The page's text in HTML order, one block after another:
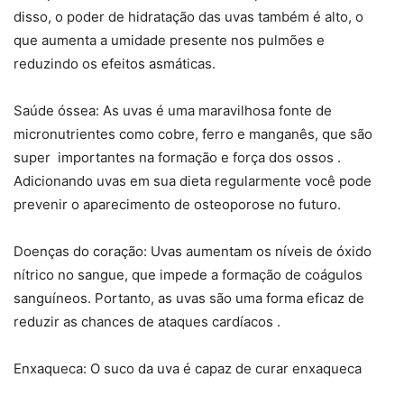
disso, o poder de hidratação das uvas também é alto, o
que aumenta a umidade presente nos pulmões e
reduzindo os efeitos asmáticas.
Saúde óssea: As uvas é uma maravilhosa fonte de
micronutrientes como cobre, ferro e manganês, que são
super importantes na formação e força dos ossos .
Adicionando uvas em sua dieta regularmente você pode
prevenir o aparecimento de osteoporose no futuro.
Doenças do coração: Uvas aumentam os níveis de óxido
nítrico no sangue, que impede a formação de coágulos
sanguíneos. Portanto, as uvas são uma forma eficaz de
reduzir as chances de ataques cardíacos .
Enxaqueca: O suco da uva é capaz de curar enxaqueca